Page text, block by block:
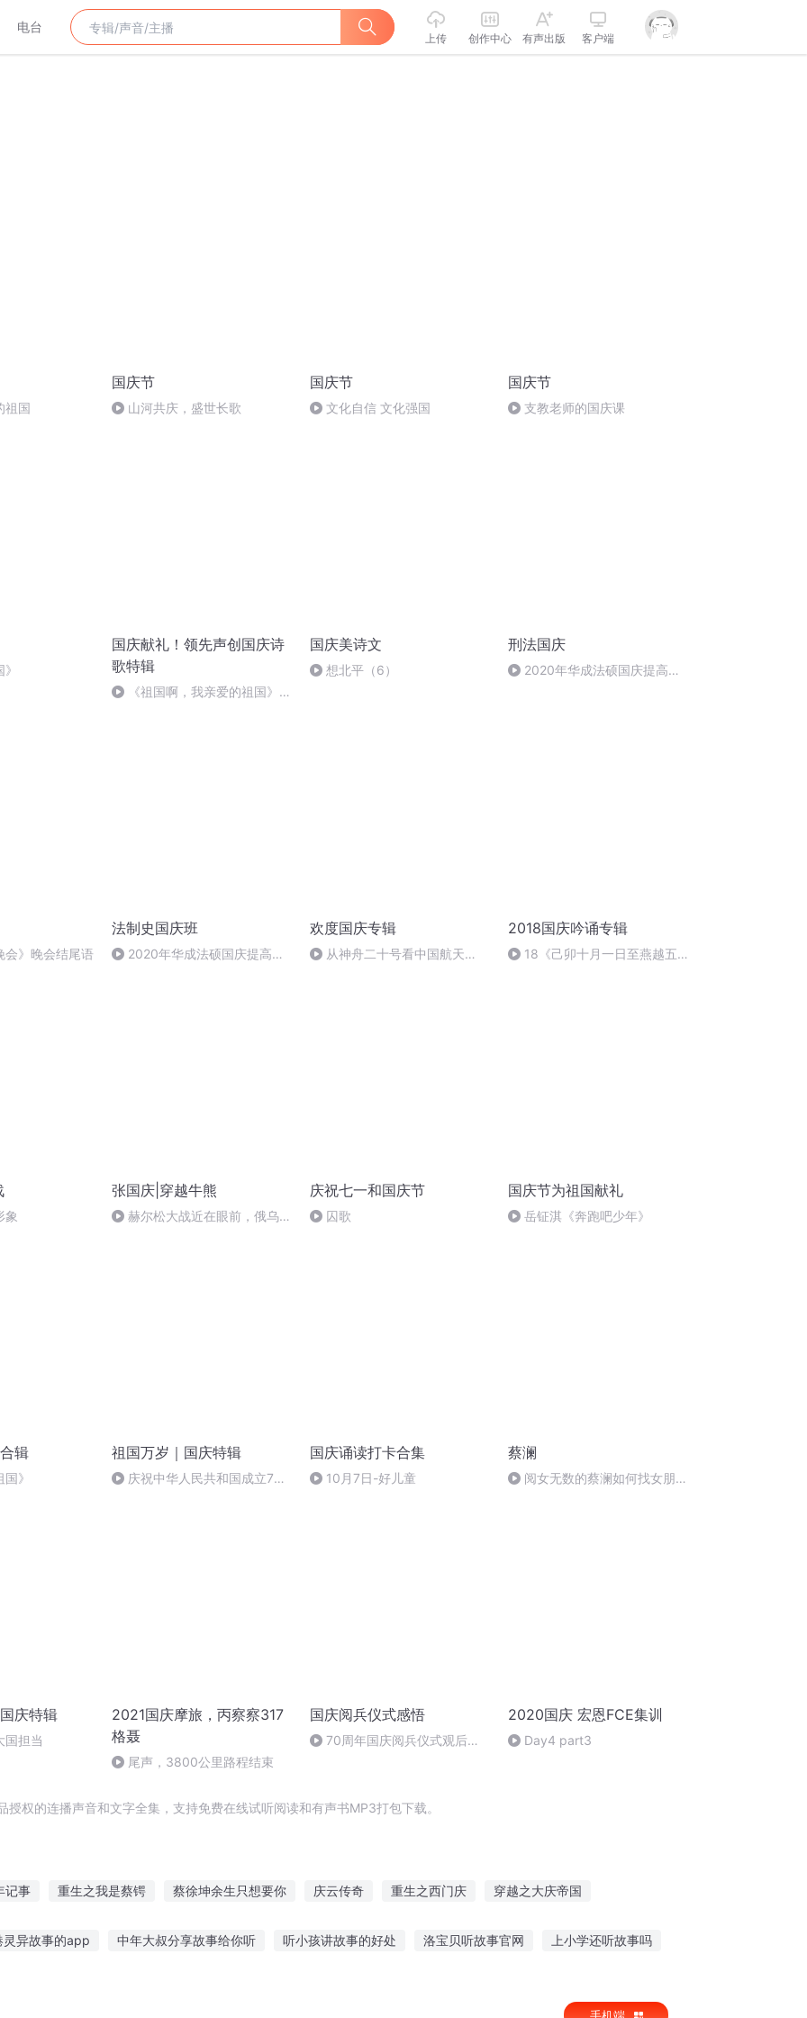
电台
上传 创作中心 有声出版 客户端
祖国
国庆节
山河共庆，盛世长歌
国庆节
文化自信 文化强国
国庆节
支教老师的国庆课
国庆献礼！领先声创国庆诗
歌特辑
《祖国啊，我亲爱的祖国》温
国庆美诗文
想北平（6）
刑法国庆
2020年华成法硕国庆提高班
会》晚会结尾语
法制史国庆班
2020年华成法硕国庆提高班
欢度国庆专辑
从神舟二十号看中国航天
2018国庆吟诵专辑
18《己卯十月一日至燕越五
象
张国庆|穿越牛熊
赫尔松大战近在眼前，俄乌冲
庆祝七一和国庆节
囚歌
国庆节为祖国献礼
岳钲淇《奔跑吧少年》
辑
》
祖国万岁｜国庆特辑
庆祝中华人民共和国成立73
国庆诵读打卡合集
10月7日-好儿童
蔡澜
阅女无数的蔡澜如何找女朋
庆特辑
国担当
2021国庆摩旅，丙察察317
格聂
尾声，3800公里路程结束
国庆阅兵仪式感悟
70周年国庆阅兵仪式观后感
2020国庆 宏恩FCE集训
Day4 part3
权的连播声音和文字全集，支持免费在线试听阅读和有声书MP3打包下载。
记事 重生之我是蔡锷 蔡徐坤余生只想要你 庆云传奇 重生之西门庆 穿越之大庆帝国
灵异故事的app 中年大叔分享故事给你听 听小孩讲故事的好处 洛宝贝听故事官网 上小学还听故事吗